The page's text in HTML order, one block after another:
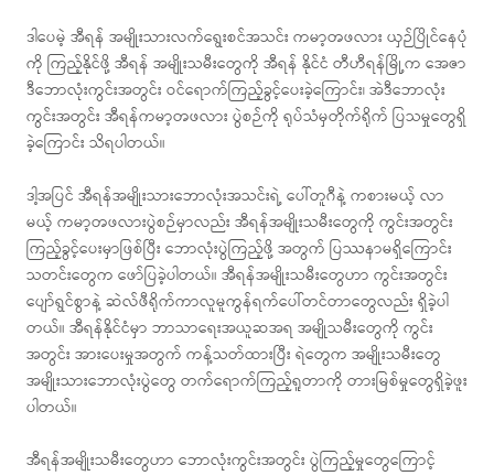
ဒါပေမဲ့ အီရန် အမျိုးသားလက်ရွေးစင်အသင်း ကမာ့ၻဖလား ယှဉ်ပြိုင်နေပုံ
ကို ကြည့်နိုင်ဖို့ အီရန် အမျိုးသမီးတွေကို အီရန် နိုင်ငံ တီဟီရန်မြို့က အေဇာ
ဒီဘောလုံးကွင်းအတွင်း ဝင်ရောက်ကြည့်ခွင့်ပေးခဲ့ကြောင်း၊ အဲဒီဘောလုံး
ကွင်းအတွင်း အီရန်ကမာ့ၻဖလား ပွဲစဉ်ကို ရုပ်သံမှတိုက်ရိုက် ပြသမှုတွေရှိ
ခဲ့ကြောင်း သိရပါတယ်။
ဒါ့အပြင် အီရန်အမျိုးသားဘောလုံးအသင်းရဲ့ ပေါ်တူဂီနဲ့ ကစားမယ့် လာ
မယ့် ကမာ့ၻဖလားပွဲစဉ်မှာလည်း အီရန်အမျိုးသမီးတွေကို ကွင်းအတွင်း
ကြည့်ခွင့်ပေးမှာဖြစ်ပြီး ဘောလုံးပွဲကြည့်ဖို့ အတွက် ပြဿနာမရှိကြောင်း
သတင်းတွေက ဖော်ပြခဲ့ပါတယ်။ အီရန်အမျိုးသမီးတွေဟာ ကွင်းအတွင်း
ပျော်ရွင်စွာနဲ့ ဆဲလ်ဖီရိုက်ကာလူမူကွန်ရက်ပေါ်တင်တာတွေလည်း ရှိခဲ့ပါ
တယ်။ အီရန်နိုင်ငံမှာ ဘာသာရေးအယူဆအရ အမျိုသမီးတွေကို ကွင်း
အတွင်း အားပေးမှုအတွက် ကန့်သတ်ထားပြီး ရဲတွေက အမျိုးသမီးတွေ
အမျိုးသားဘောလုံးပွဲတွေ တက်ရောက်ကြည့်ရူတာကို တားမြစ်မှုတွေရှိခဲ့ဖူး
ပါတယ်။
အီရန်အမျိုးသမီးတွေဟာ ဘောလုံးကွင်းအတွင်း ပွဲကြည့်မှုတွေကြောင့်